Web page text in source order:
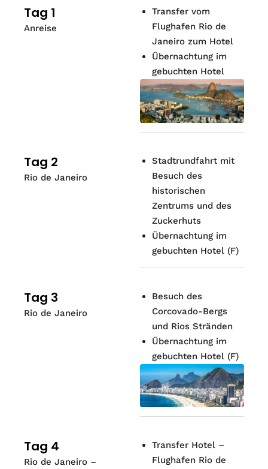
Tag 1
Anreise
Transfer vom
Flughafen Rio de
Janeiro zum Hotel
Übernachtung im
gebuchten Hotel
Tag 2
Rio de Janeiro
Stadtrundfahrt mit
Besuch des
historischen
Zentrums und des
Zuckerhuts
Übernachtung im
gebuchten Hotel (F)
Tag 3
Rio de Janeiro
Besuch des
Corcovado-Bergs
und Rios Stränden
Übernachtung im
gebuchten Hotel (F)
Tag 4
Rio de Janeiro –
Transfer Hotel –
Flughafen Rio de